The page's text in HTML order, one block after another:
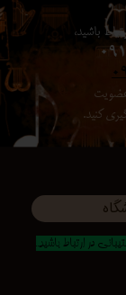
باشید،
عضویت
کنید.
در ارتباط باشید..